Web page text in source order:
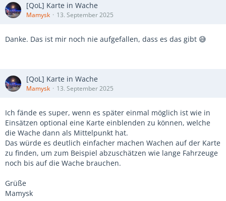
[QoL] Karte in Wache
Mamysk 13. September 2025
Danke. Das ist mir noch nie aufgefallen, dass es das gibt 😅
[QoL] Karte in Wache
Mamysk 13. September 2025
Ich fände es super, wenn es später einmal möglich ist wie in
Einsätzen optional eine Karte einblenden zu können, welche
die Wache dann als Mittelpunkt hat.
Das würde es deutlich einfacher machen Wachen auf der Karte
zu finden, um zum Beispiel abzuschätzen wie lange Fahrzeuge
noch bis auf die Wache brauchen.
Grüße
Mamysk